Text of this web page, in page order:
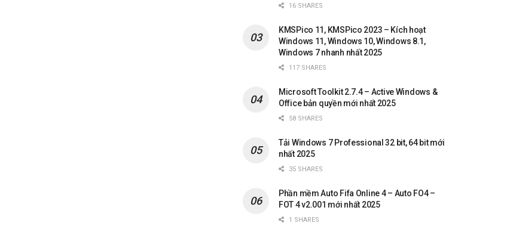
16 SHARES
KMSPico 11, KMSPico 2023 – Kích hoạt
Windows 11, Windows 10, Windows 8.1,
Windows 7 nhanh nhất 2025
117 SHARES
Microsoft Toolkit 2.7.4 – Active Windows &
Office bản quyền mới nhất 2025
58 SHARES
Tải Windows 7 Professional 32 bit, 64 bit mới
nhất 2025
35 SHARES
Phần mềm Auto Fifa Online 4 – Auto FO4 –
FOT 4 v2.001 mới nhất 2025
1 SHARES